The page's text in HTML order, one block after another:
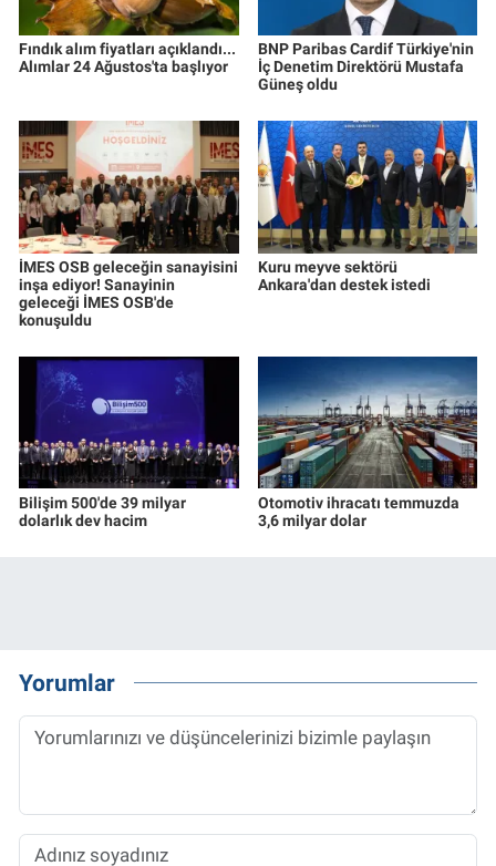
Fındık alım fiyatları açıklandı...
Alımlar 24 Ağustos'ta başlıyor
BNP Paribas Cardif Türkiye'nin
İç Denetim Direktörü Mustafa
Güneş oldu
İMES OSB geleceğin sanayisini
inşa ediyor! Sanayinin
geleceği İMES OSB'de
konuşuldu
Kuru meyve sektörü
Ankara'dan destek istedi
Bilişim 500'de 39 milyar
dolarlık dev hacim
Otomotiv ihracatı temmuzda
3,6 milyar dolar
Yorumlar